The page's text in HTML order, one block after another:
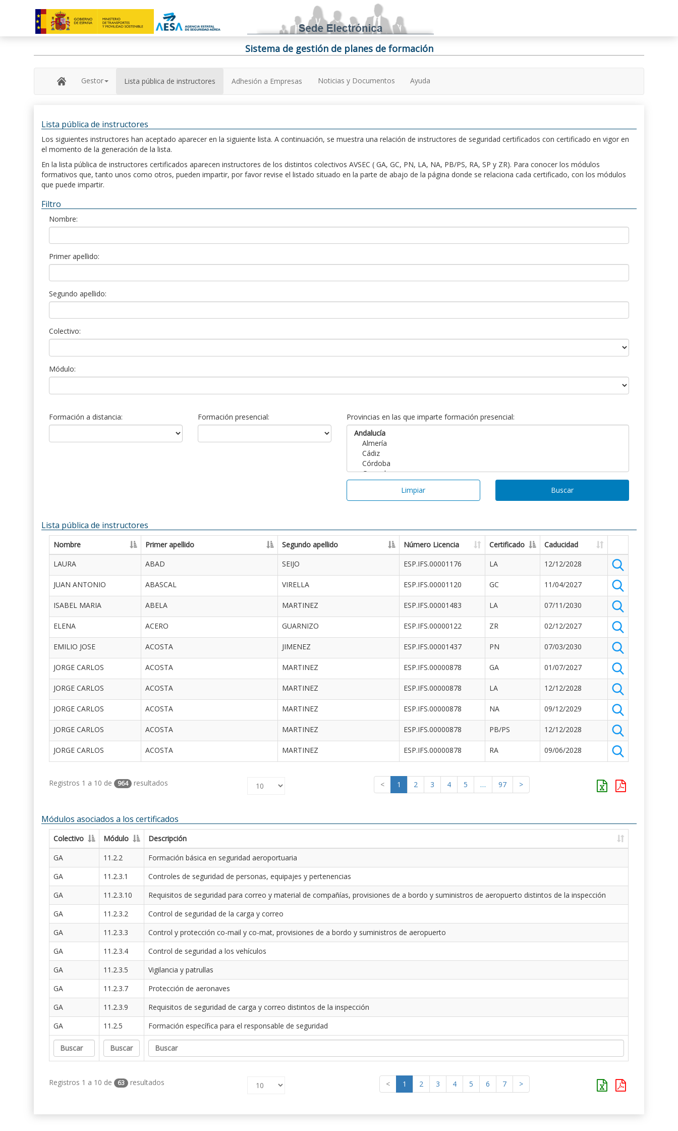
Sistema de gestión de planes de formación
Gestor Lista pública de instructores Adhesión a Empresas Noticias y Documentos Ayuda
Lista pública de instructores
Los siguientes instructores han aceptado aparecer en la siguiente lista. A continuación, se muestra una relación de instructores de seguridad certificados con certificado en vigor en
el momento de la generación de la lista.
En la lista pública de instructores certificados aparecen instructores de los distintos colectivos AVSEC ( GA, GC, PN, LA, NA, PB/PS, RA, SP y ZR). Para conocer los módulos
formativos que, tanto unos como otros, pueden impartir, por favor revise el listado situado en la parte de abajo de la página donde se relaciona cada certificado, con los módulos
que puede impartir.
Filtro
Nombre:
Primer apellido:
Segundo apellido:
Colectivo:
Módulo:
Formación a distancia: Formación presencial: Provincias en las que imparte formación presencial:
Limpiar Buscar
Lista pública de instructores
Nombre Primer apellido Segundo apellido Número Licencia Certificado
Caducidad
LAURA
ABAD SEIJO ESP.IFS.00001176 LA 12/12/2028
JUAN ANTONIO ABASCAL VIRELLA ESP.IFS.00001120 GC 11/04/2027
ISABEL MARIA ABELA MARTINEZ ESP.IFS.00001483 LA 07/11/2030
ELENA ACERO GUARNIZO ESP.IFS.00000122 ZR 02/12/2027
EMILIO JOSE ACOSTA JIMENEZ ESP.IFS.00001437 PN 07/03/2030
JORGE CARLOS ACOSTA MARTINEZ ESP.IFS.00000878 GA 01/07/2027
JORGE CARLOS ACOSTA MARTINEZ ESP.IFS.00000878 LA 12/12/2028
JORGE CARLOS ACOSTA MARTINEZ ESP.IFS.00000878 NA 09/12/2029
JORGE CARLOS ACOSTA MARTINEZ ESP.IFS.00000878 PB/PS 12/12/2028
JORGE CARLOS ACOSTA MARTINEZ ESP.IFS.00000878 RA 09/06/2028
Registros 1 a 10 de 964 resultados < 1 2 3 4 5 … 97 >
Módulos asociados a los certificados
Colectivo Módulo
Descripción
GA
11.2.2
Formación básica en seguridad aeroportuaria
GA
11.2.3.1
Controles de seguridad de personas, equipajes y pertenencias
GA
11.2.3.10
Requisitos de seguridad para correo y material de compañías, provisiones de a bordo y suministros de aeropuerto distintos de la inspección
GA
11.2.3.2
Control de seguridad de la carga y correo
GA
11.2.3.3
Control y protección co-mail y co-mat, provisiones de a bordo y suministros de aeropuerto
GA
11.2.3.4
Control de seguridad a los vehículos
GA
11.2.3.5
Vigilancia y patrullas
GA
11.2.3.7
Protección de aeronaves
GA
11.2.3.9
Requisitos de seguridad de carga y correo distintos de la inspección
GA
11.2.5 Formación específica para el responsable de seguridad
Registros 1 a 10 de 63 resultados < 1 2 3 4 5 6 7 >